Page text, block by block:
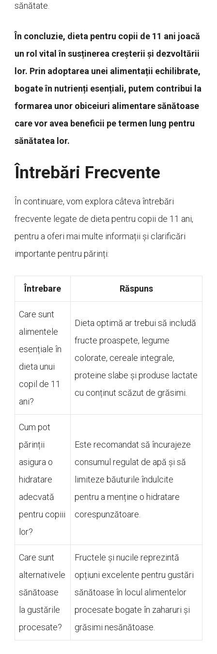
sănătate.
În concluzie, dieta pentru copii de 11 ani joacă
un rol vital în susținerea creșterii și dezvoltării
lor. Prin adoptarea unei alimentații echilibrate,
bogate în nutrienți esențiali, putem contribui la
formarea unor obiceiuri alimentare sănătoase
care vor avea beneficii pe termen lung pentru
sănătatea lor.
Întrebări Frecvente
În continuare, vom explora câteva întrebări
frecvente legate de dieta pentru copii de 11 ani,
pentru a oferi mai multe informații și clarificări
importante pentru părinți:
Întrebare Răspuns
Care sunt
alimentele
esențiale în
dieta unui
copil de 11
ani?
Dieta optimă ar trebui să includă
fructe proaspete, legume
colorate, cereale integrale,
proteine slabe și produse lactate
cu conținut scăzut de grăsimi.
Cum pot
părinții
asigura o
hidratare
adecvată
pentru copiii
lor?
Este recomandat să încurajeze
consumul regulat de apă și să
limiteze băuturile îndulcite
pentru a menține o hidratare
corespunzătoare.
Care sunt
alternativele
sănătoase
la gustările
procesate?
Fructele și nucile reprezintă
opțiuni excelente pentru gustări
sănătoase în locul alimentelor
procesate bogate în zaharuri și
grăsimi nesănătoase.